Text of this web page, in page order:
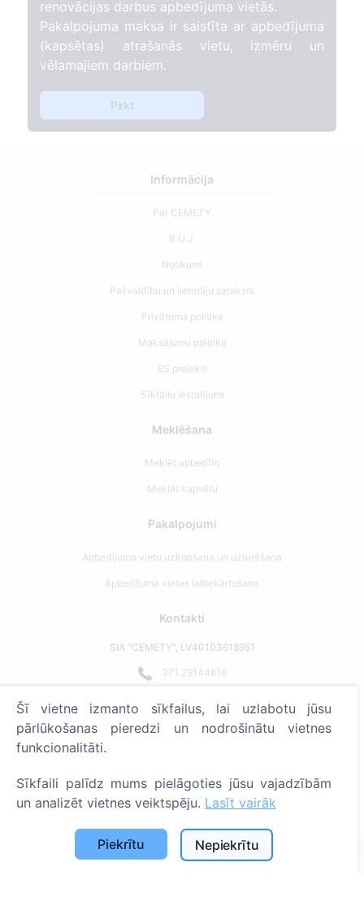
renovācijas darbus apbedījuma vietās.
Pakalpojuma maksa ir saistīta ar apbedījuma
(kapsētas) atrašanās vietu, izmēru un
vēlamajiem darbiem.
Pirkt
Informācija
Par CEMETY
B.U.J.
Notikumi
Pašvaldību un lietotāju saraksts
Privātuma politika
Maksājumu politika
ES projekti
Sīkfailu iestatījumi
Meklēšana
Meklēt apbedīto
Meklēt kapsētu
Pakalpojumi
Apbedījuma vietu uzkopšana un uzturēšana
Apbedījuma vietas labiekārtošana
Kontakti
SIA "CEMETY", LV40103618951
371 29144816
Strādājam visā Latvijā!
Administratoriem
© 2013 - 2026 Cemety Visas tiesības aizsargātas
Privātuma politika un noteikumi.
Šī vietne izmanto sīkfailus, lai uzlabotu jūsu
pārlūkošanas pieredzi un nodrošinātu vietnes
funkcionalitāti.
Sīkfaili palīdz mums pielāgoties jūsu vajadzībām
un analizēt vietnes veiktspēju. Lasīt vairāk
Piekrītu Nepiekrītu